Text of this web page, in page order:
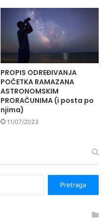
PROPIS ODREĐIVANJA
POČETKA RAMAZANA
ASTRONOMSKIM
PRORAČUNIMA (i posta po
njima)
11/07/2023